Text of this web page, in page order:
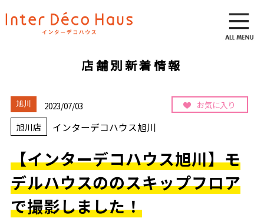
店舗別新着情報
旭川
2023/07/03
旭川店
インターデコハウス旭川
お気に入り
【インターデコハウス旭川】モ
デルハウスののスキップフロア
で撮影しました！